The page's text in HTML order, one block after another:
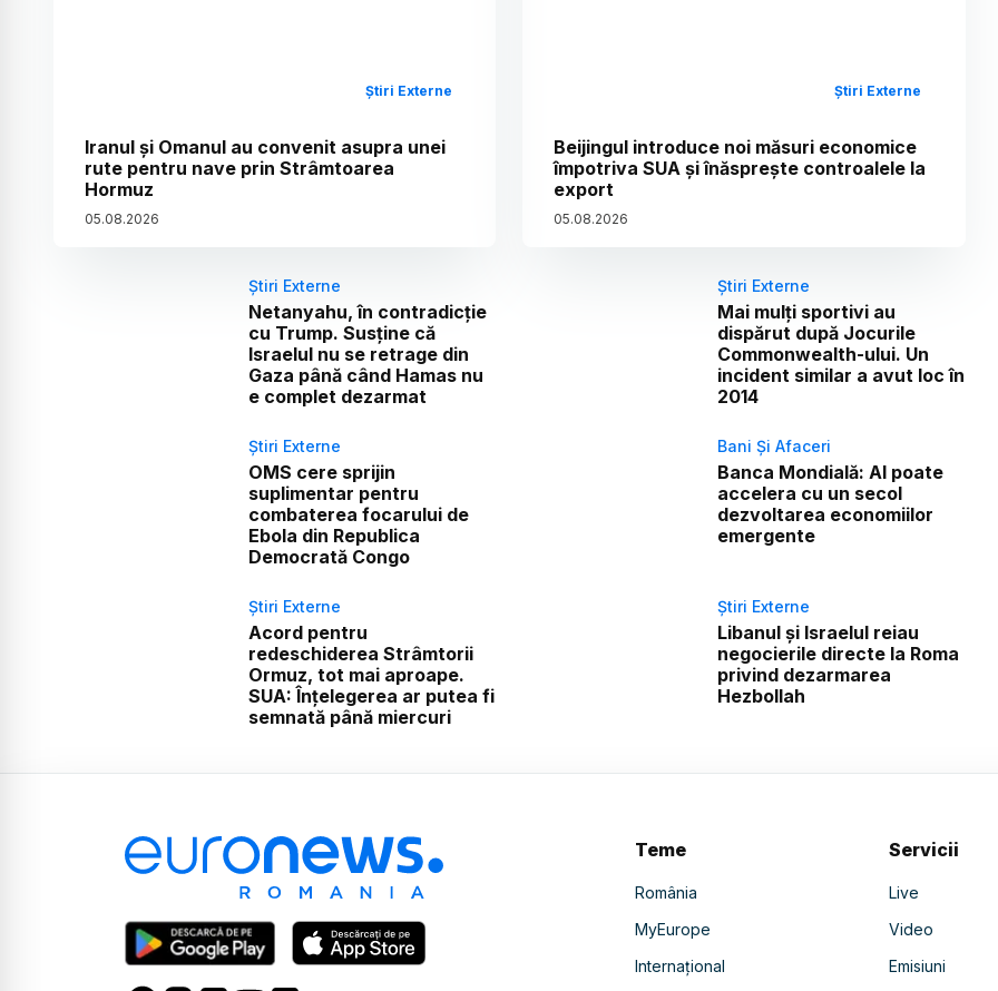
Știri Externe
Iranul și Omanul au convenit asupra unei
rute pentru nave prin Strâmtoarea
Hormuz
05.08.2026
Știri Externe
Beijingul introduce noi măsuri economice
împotriva SUA și înăsprește controalele la
export
05.08.2026
Știri Externe
Netanyahu, în contradicție
cu Trump. Susține că
Israelul nu se retrage din
Gaza până când Hamas nu
e complet dezarmat
Știri Externe
Mai mulți sportivi au
dispărut după Jocurile
Commonwealth-ului. Un
incident similar a avut loc în
2014
Știri Externe
OMS cere sprijin
suplimentar pentru
combaterea focarului de
Ebola din Republica
Democrată Congo
Bani Și Afaceri
Banca Mondială: AI poate
accelera cu un secol
dezvoltarea economiilor
emergente
Știri Externe
Acord pentru
redeschiderea Strâmtorii
Ormuz, tot mai aproape.
SUA: Înțelegerea ar putea fi
semnată până miercuri
Știri Externe
Libanul și Israelul reiau
negocierile directe la Roma
privind dezarmarea
Hezbollah
Teme
România
MyEurope
Internațional
Servicii
Live
Video
Emisiuni